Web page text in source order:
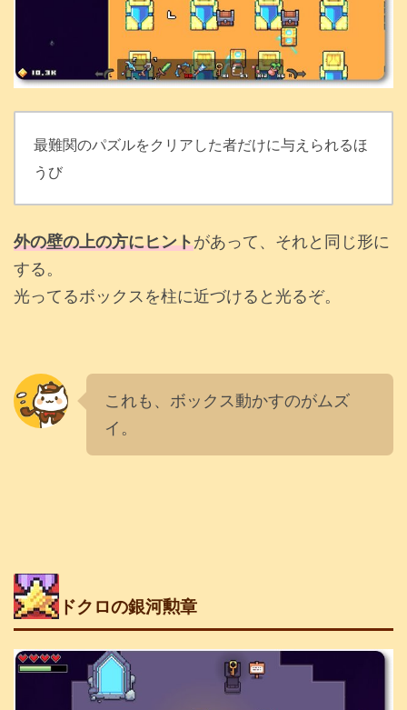
最難関のパズルをクリアした者だけに与えられるほ
うび
外の壁の上の方にヒントがあって、それと同じ形に
する。
光ってるボックスを柱に近づけると光るぞ。
これも、ボックス動かすのがムズ
イ。
ドクロの銀河勲章